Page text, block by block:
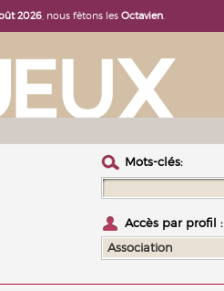
2026, nous fêtons les Octavien.
Mots-clés :
Accès par profil :
Association